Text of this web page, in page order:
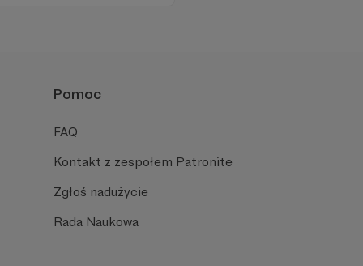
Pomoc
FAQ
Kontakt z zespołem Patronite
Zgłoś nadużycie
Rada Naukowa